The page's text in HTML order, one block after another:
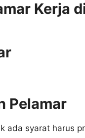
Kerja
Pelamar
ada syarat harus